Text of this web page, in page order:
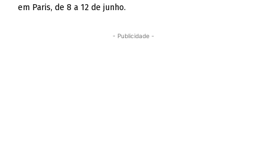
em Paris, de 8 a 12 de junho.
- Publicidade -